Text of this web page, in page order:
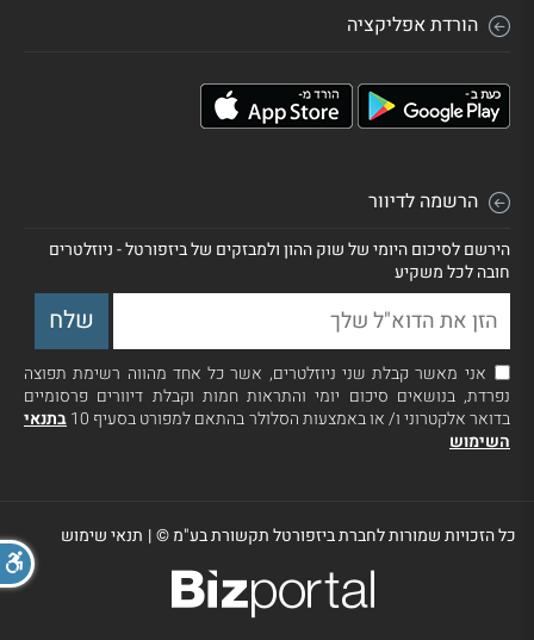
הורדת אפליקציה
הרשמה לדיוור
הירשם לסיכום היומי של שוק ההון ולמבזקים של ביזפורטל - ניוזלטרים
חובה לכל משקיע
אני מאשר קבלת שני ניוזלטרים, אשר כל אחד מהווה רשימת תפוצה
נפרדת, בנושאים סיכום יומי והתראות חמות וקבלת דיוורים פרסומיים
בדואר אלקטרוני ו/ או באמצעות הסלולר בהתאם למפורט בסעיף 10
בתנאי
השימוש
כל הזכויות שמורות לחברת ביזפורטל תקשורת בע"מ ©| תנאי שימוש